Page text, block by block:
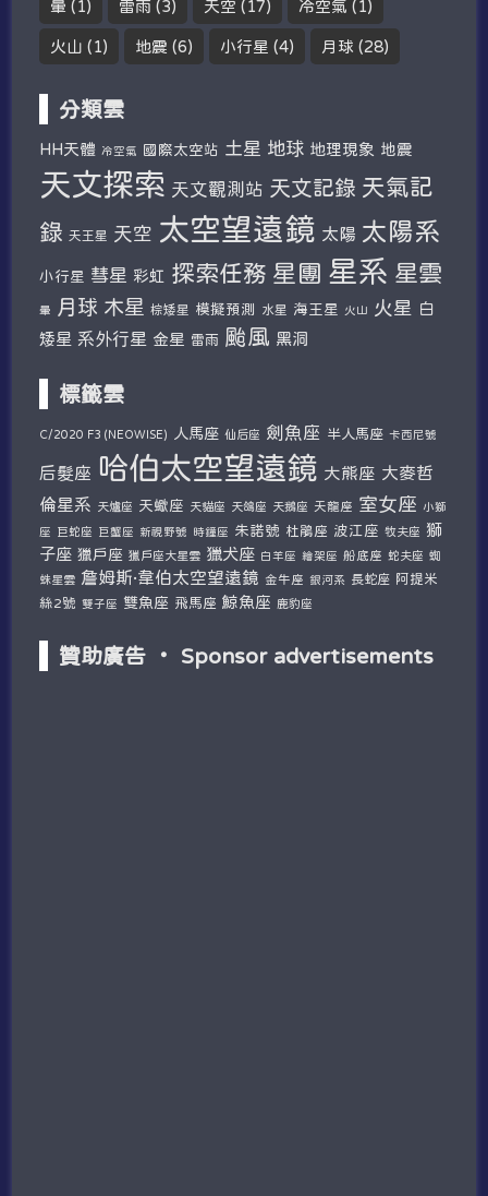
暈 (1) 雷雨 (3) 天空 (17) 冷空氣 (1)
火山 (1) 地震 (6) 小行星 (4) 月球 (28)
分類雲
HH天體 冷空氣 國際太空站 土星 地球 地理現象 地震
天文探索 天文觀測站 天文記錄 天氣記
錄 天王星 天空 太空望遠鏡 太陽 太陽系
小行星 彗星 彩虹 探索任務 星團 星系 星雲
暈 月球 木星 棕矮星 模擬預測 水星 海王星 火山 火星 白
矮星 系外行星 金星 雷雨 颱風 黑洞
標籤雲
C/2020 F3 (NEOWISE) 人馬座 仙后座 劍魚座 半人馬座 卡西尼號
后髮座 哈伯太空望遠鏡 大熊座 大麥哲
倫星系
天爐座 天蠍座 天貓座 天鴿座 天鵝座 天龍座 室女座 小獅
座 巨蛇座 巨蟹座 新視野號 時鐘座 朱諾號 杜鵑座 波江座 牧夫座
獅
子座 獵戶座 獵戶座大星雲 獵犬座 白羊座 繪架座 船底座 蛇夫座 蜘
蛛星雲 詹姆斯·韋伯太空望遠鏡 金牛座 銀河系 長蛇座 阿提米
絲2號
雙子座 雙魚座 飛馬座 鯨魚座 鹿豹座
贊助廣告 ‧ Sponsor advertisements